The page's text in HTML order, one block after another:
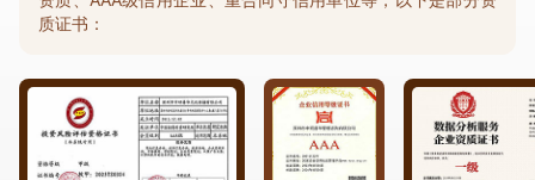
质证书：